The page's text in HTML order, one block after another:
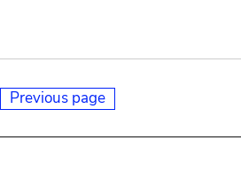
Previous page